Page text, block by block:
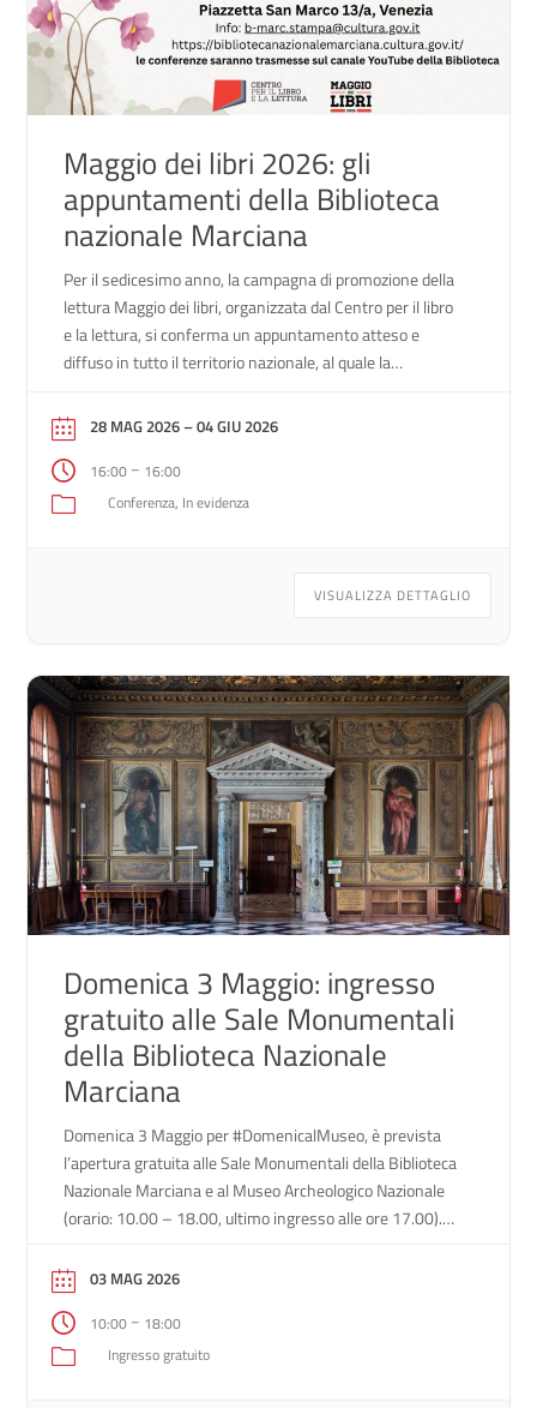
Maggio dei libri 2026: gli
appuntamenti della Biblioteca
nazionale Marciana
Per il sedicesimo anno, la campagna di promozione della
lettura Maggio dei libri, organizzata dal Centro per il libro
e la lettura, si conferma un appuntamento atteso e
diffuso in tutto il territorio nazionale, al quale la
Biblioteca del Museo Correr, anche quest’anno aderisce
con entusiasmo con un […]
28 MAG 2026– 04 GIU 2026
16:00 – 16:00
Conferenza In evidenza
VISUALIZZA DETTAGLIO
Domenica 3 Maggio: ingresso
gratuito alle Sale Monumentali
della Biblioteca Nazionale
Marciana
Domenica 3 Maggio per #DomenicalMuseo, è prevista
l’apertura gratuita alle Sale Monumentali della Biblioteca
Nazionale Marciana e al Museo Archeologico Nazionale
(orario: 10.00 – 18.00, ultimo ingresso alle ore 17.00).
che prevede l’accesso gratuito ogni prima domenica del
mese a monumenti, musei, gallerie, scavi archeologici,
parchi e giardini monumentali […]
03 MAG 2026
10:00 – 18:00
Ingresso gratuito